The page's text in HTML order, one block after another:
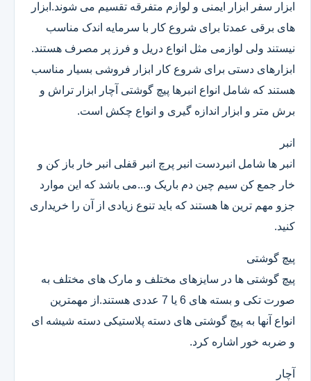
ابزار سفر ابزار ایمنی و لوازم متفرقه تقسیم می شوند.ابزار
های برقی عمدتا برای شروع کار با سرمایه اندک مناسب
نیستند ولی لوازمی مثل انواع دریل و فرز پر مصرف هستند.
ابزارهای دستی برای شروع کار ابزار فروشی بسیار مناسب
هستند که شامل انواع انبرها پیچ گوشتی آچار ابزار تراش و
برش متر و ابزار اندازه گیری و انواع چکش است.
انبر
انبر ها شامل انبردست انبر پرچ انبر قفلی انبر خار باز کن و
خار جمع کن سیم چین دم باریک و...می باشد که این موارد
جزو مهم ترین ها هستند که باید تنوع زیادی از آن را خریداری
کنید.
پیچ گوشتی
پیچ گوشتی ها در سایزهای مختلف و مارک های مختلف به
صورت تکی و بسته های 6 یا 7 عددی هستند.از مهمترین
انواع آنها به پیچ گوشتی های دسته پلاستیکی دسته شیشه ای
و ضربه خور اشاره کرد.
آچار